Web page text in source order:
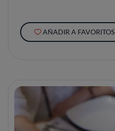
AÑADIR A FAVORITOS